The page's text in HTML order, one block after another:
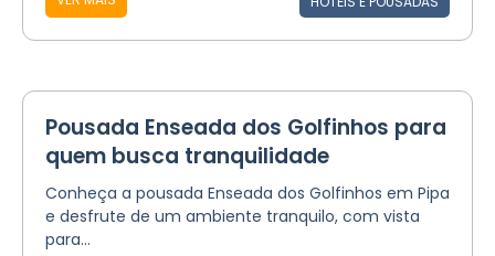
Pousada Enseada dos Golfinhos para
quem busca tranquilidade
Conheça a pousada Enseada dos Golfinhos em Pipa
e desfrute de um ambiente tranquilo, com vista
para...